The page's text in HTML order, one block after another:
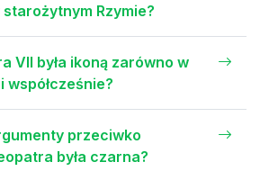
Rzymie?
VII była ikoną zarówno w
przeciwko
była czarna?